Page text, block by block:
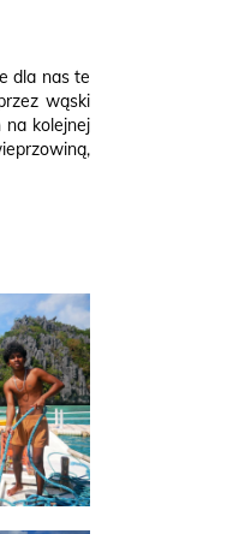
dla nas te
wąski
na kolejnej